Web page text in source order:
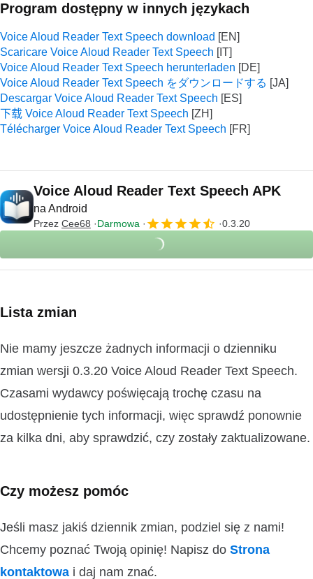
Program dostępny w innych językach
Voice Aloud Reader Text Speech download
Scaricare Voice Aloud Reader Text Speech
Voice Aloud Reader Text Speech herunterladen
Voice Aloud Reader Text Speech をダウンロードする
Descargar Voice Aloud Reader Text Speech
下载 Voice Aloud Reader Text Speech
Télécharger Voice Aloud Reader Text Speech
Voice Aloud Reader Text Speech APK
na Android
Przez Cee68 Darmowa 0.3.20
Lista zmian
Nie mamy jeszcze żadnych informacji o dzienniku
zmian wersji 0.3.20 Voice Aloud Reader Text Speech.
Czasami wydawcy poświęcają trochę czasu na
udostępnienie tych informacji, więc sprawdź ponownie
za kilka dni, aby sprawdzić, czy zostały zaktualizowane.
Czy możesz pomóc
Jeśli masz jakiś dziennik zmian, podziel się z nami!
Chcemy poznać Twoją opinię! Napisz do Strona
kontaktowa i daj nam znać.